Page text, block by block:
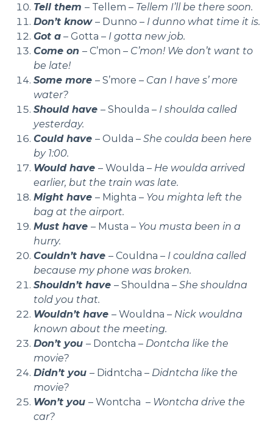
Tell them – Tellem – Tellem I’ll be there soon.
Don’t know – Dunno – I dunno what time it is.
Got a – Gotta – I gotta new job.
Come on – C’mon – C’mon! We don’t want to
be late!
Some more – S’more – Can I have s’ more
water?
Should have – Shoulda – I shoulda called
yesterday.
Could have – Oulda – She coulda been here
by 1:00.
Would have – Woulda – He woulda arrived
earlier, but the train was late.
Might have – Mighta – You mighta left the
bag at the airport.
Must have – Musta – You musta been in a
hurry.
Couldn’t have – Couldna – I couldna called
because my phone was broken.
Shouldn’t have – Shouldna – She shouldna
told you that.
Wouldn’t have – Wouldna – Nick wouldna
known about the meeting.
Don’t you – Dontcha – Dontcha like the
movie?
Didn’t you – Didntcha – Didntcha like the
movie?
Won’t you – Wontcha – Wontcha drive the
car?